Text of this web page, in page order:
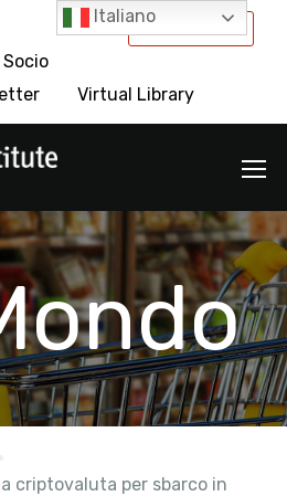
International
Virtual Library
criptovaluta per sbarco in
Italiano